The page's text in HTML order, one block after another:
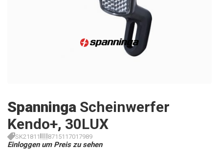
Spanninga Scheinwerfer
Kendo+, 30LUX
SK21811 8715117017989
Einloggen um Preis zu sehen